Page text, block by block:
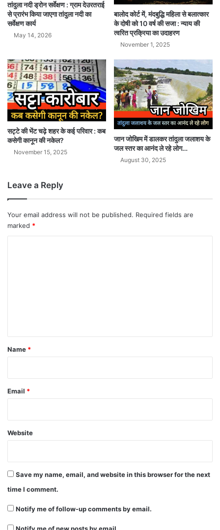
तांदुला नदी ड्रोन सर्वेक्षण : ग्राम देउरतराई
से प्रारंभ किया जाएगा तांदुला नदी का
सर्वेक्षण कार्य
May 14, 2026
बालोद कोर्ट में, मंदबुद्धि महिला से बलात्कार
के दोषी को 10 वर्ष की सजा : न्याय की
त्वरित प्रक्रिया का उदाहरण
November 1, 2025
सट्टे की भेंट चढ़े शहर के कई परिवार : कब
कसेगी कानून की नकेल?
November 15, 2025
जान जोखिम में डालकर तांदुला जलाशय के
जल स्तर का आनंद ले रहे लोग…
August 30, 2025
Leave a Reply
Your email address will not be published. Required fields are
marked *
*
Name *
Email *
Website
Save my name, email, and website in this browser for the next
time I comment.
Notify me of follow-up comments by email.